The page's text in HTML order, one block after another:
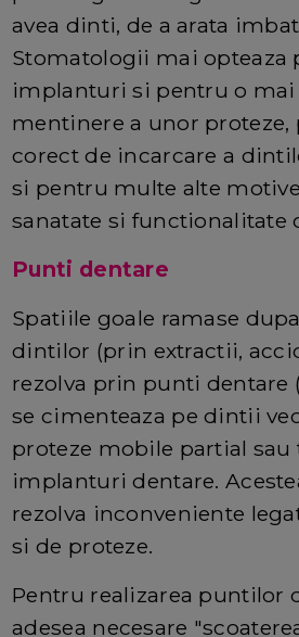
avea dinti, de a arata
Stomatologii mai opteaza
implanturi si pentru o mai
mentinere a unor
corect de incarcare a
si pentru multe alte
sanatate si functionalitate
Punti dentare
Spatiile goale ramase
dintilor (prin extractii,
rezolva prin punti dentare
se cimenteaza pe dintii
proteze mobile partial sau
implanturi dentare.
rezolva inconveniente
si de proteze.
Pentru realizarea puntilor
adesea necesare